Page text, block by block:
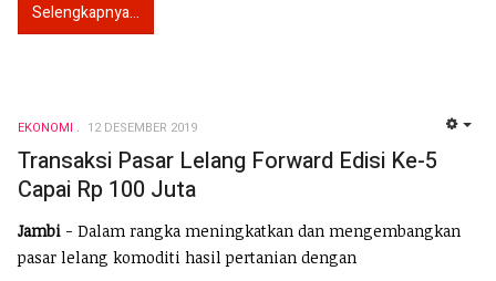
Selengkapnya...
EKONOMI 12 DESEMBER 2019
Transaksi Pasar Lelang Forward Edisi Ke-5
Capai Rp 100 Juta
Jambi - Dalam rangka meningkatkan dan mengembangkan
pasar lelang komoditi hasil pertanian dengan